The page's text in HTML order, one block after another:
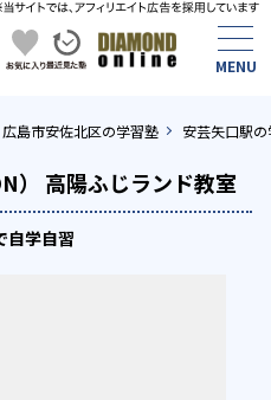
広島市安佐北区の学習塾 安芸矢口駅
） 高陽ふじランド教室
自学自習